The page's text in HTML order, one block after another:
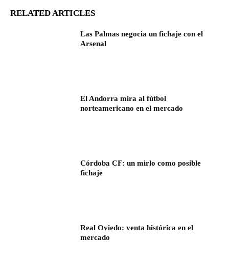
RELATED ARTICLES
Las Palmas negocia un fichaje con el
Arsenal
El Andorra mira al fútbol
norteamericano en el mercado
Córdoba CF: un mirlo como posible
fichaje
Real Oviedo: venta histórica en el
mercado